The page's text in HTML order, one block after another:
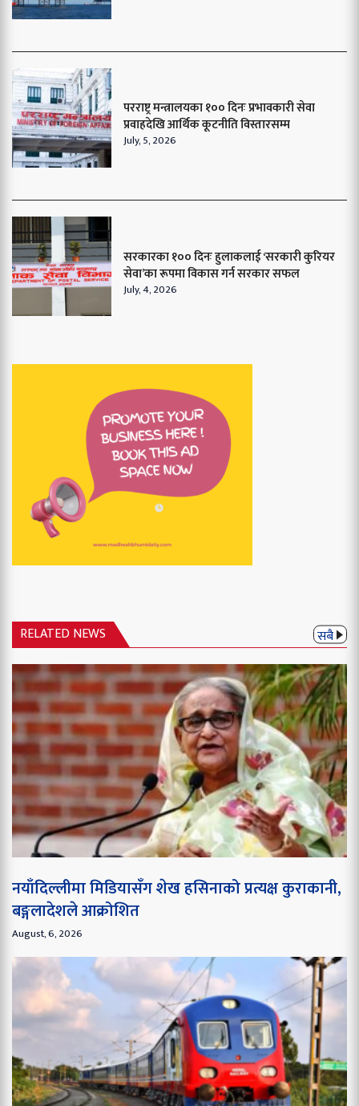
परराष्ट्र मन्त्रालयका १०० दिनः प्रभावकारी सेवा
प्रवाहदेखि आर्थिक कूटनीति विस्तारसम्म
July, 5, 2026
सरकारका १०० दिनः हुलाकलाई ‘सरकारी कुरियर
सेवा’का रूपमा विकास गर्न सरकार सफल
July, 4, 2026
RELATED NEWS सबै
नयाँदिल्लीमा मिडियासँग शेख हसिनाको प्रत्यक्ष कुराकानी,
बङ्गलादेशले आक्रोशित
August, 6, 2026